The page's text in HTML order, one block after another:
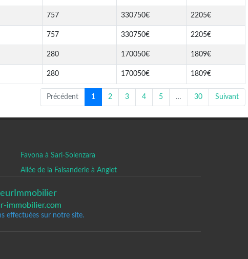
757 330750€ 2205€
757 330750€ 2205€
280 170050€ 1809€
280 170050€ 1809€
Précédent 1 2 3 4 5 … 30 Suivant
Favona à Sari-Solenzara
Allée de la Faisanderie à Anglet
effectuées sur notre site.